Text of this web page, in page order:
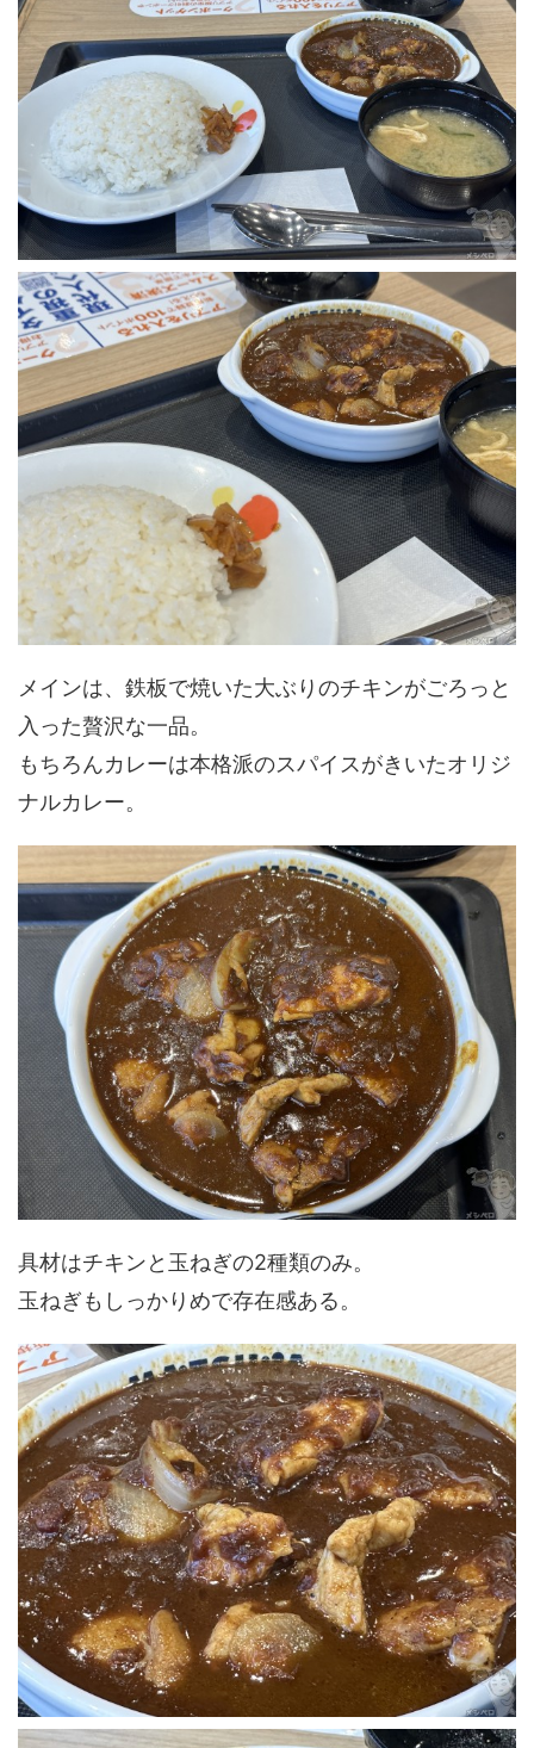
メインは、鉄板で焼いた大ぶりのチキンがごろっと
入った贅沢な一品。
もちろんカレーは本格派のスパイスがきいたオリジ
ナルカレー。
具材はチキンと玉ねぎの2種類のみ。
玉ねぎもしっかりめで存在感ある。